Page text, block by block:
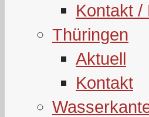
Kontakt /
Thüringen
Aktuell
Kontakt